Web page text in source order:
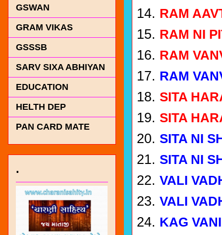
RAM
RAM NI
RAM
RAM
SITA
SITA
SITA NI
SITA NI
VALI
VALI
KAG
GSWAN
GRAM VIKAS
GSSSB
SARV SIXA ABHIYAN
EDUCATION
HELTH DEP
PAN CARD MATE
.